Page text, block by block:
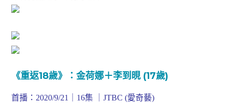
《重返18歲》：金荷娜＋李到晛 (17歲)
首播：2020/9/21｜16集 ｜JTBC (愛奇藝)